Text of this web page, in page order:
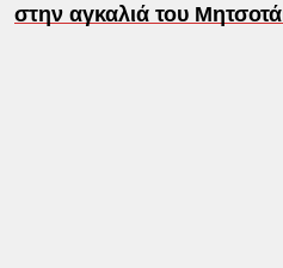
στην αγκαλιά του